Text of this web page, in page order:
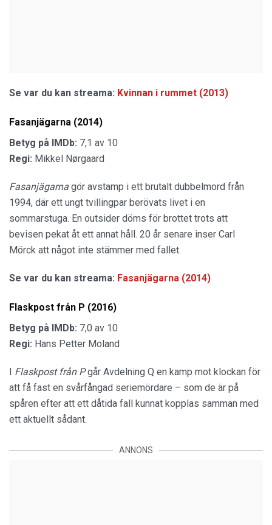
Se var du kan streama: Kvinnan i rummet (2013)
Fasanjägarna (2014)
Betyg på IMDb: 7,1 av 10
Regi: Mikkel Nørgaard
Fasanjägarna gör avstamp i ett brutalt dubbelmord från
1994, där ett ungt tvillingpar berövats livet i en
sommarstuga. En outsider döms för brottet trots att
bevisen pekat åt ett annat håll. 20 år senare inser Carl
Mörck att något inte stämmer med fallet.
Se var du kan streama: Fasanjägarna (2014)
Flaskpost från P (2016)
Betyg på IMDb: 7,0 av 10
Regi: Hans Petter Moland
Flaskpost från Pgår Avdelning Q en kamp mot klockan för
att få fast en svårfångad seriemördare – som de är på
spåren efter att ett dåtida fall kunnat kopplas samman med
ett aktuellt sådant.
ANNONS